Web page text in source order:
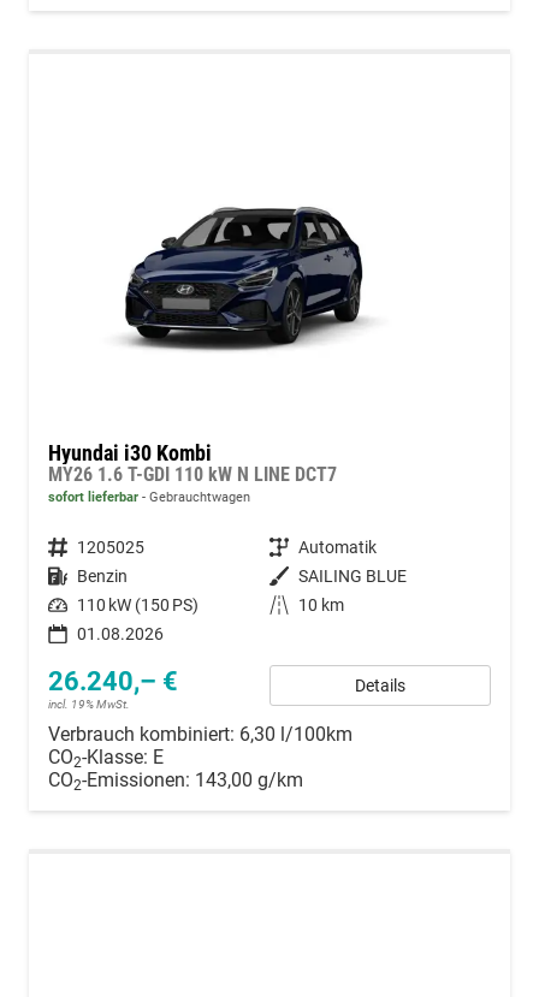
Hyundai i30 Kombi
MY26 1.6 T-GDI 110 kW N LINE DCT7
sofort lieferbar Gebrauchtwagen
Fahrzeugnummer 1205025 Getriebe Automatik
Kraftstoff Benzin Außenfarbe SAILING BLUE
Leistung 110 kW (150 PS) Kilometerstand
10 km
01.08.2026
26.240,– €
incl. 19% MwSt.
Details
Verbrauch kombiniert: 6,30 l/100km
CO2-Klasse: E
CO2-Emissionen: 143,00 g/km